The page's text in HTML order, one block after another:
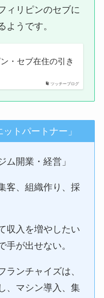
ィリピンのセブに
ようです。
ツッチーブログ
・セブ在住の引き
トパートナー」
ム開業・経営」
客、組織作り、採
収入を増やしたい
手が出せない。
ランチャイズは、
、マシン導入、集